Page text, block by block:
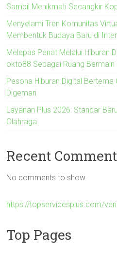
Sambil Menikmati Secangkir
Menyelami Tren Komunitas
Membentuk Budaya Baru di
Melepas Penat Melalui Hiburan
okto88 Sebagai Ruang Bermain
Pesona Hiburan Digital Bertema
Digemari
Layanan Plus 2026: Standar
Olahraga
Recent
No comments to show.
https://topservicesplus.com/
Top Pages